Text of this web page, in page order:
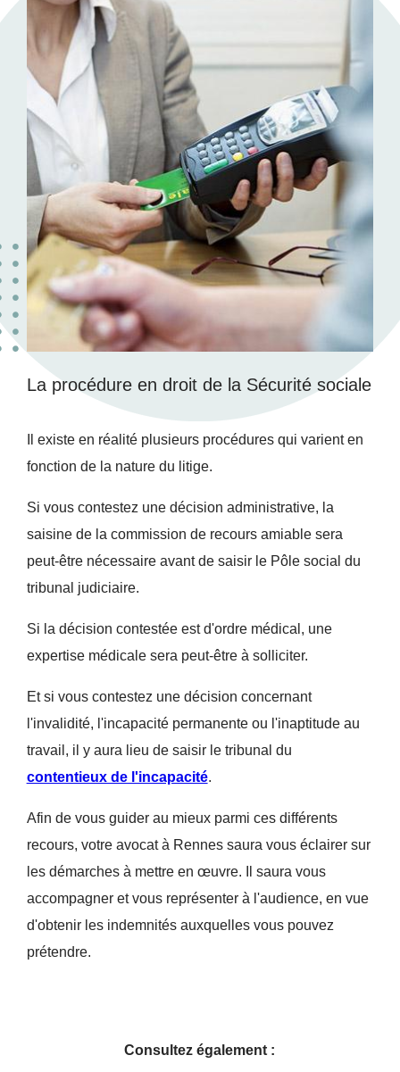
La procédure en droit de la Sécurité sociale
Il existe en réalité plusieurs procédures qui varient en
fonction de la nature du litige.
Si vous contestez une décision administrative, la
saisine de la commission de recours amiable sera
peut-être nécessaire avant de saisir le Pôle social du
tribunal judiciaire.
Si la décision contestée est d'ordre médical, une
expertise médicale sera peut-être à solliciter.
Et si vous contestez une décision concernant
l'invalidité, l'incapacité permanente ou l'inaptitude au
travail, il y aura lieu de saisir le tribunal du
contentieux de l'incapacité.
Afin de vous guider au mieux parmi ces différents
recours, votre avocat à Rennes saura vous éclairer sur
les démarches à mettre en œuvre. Il saura vous
accompagner et vous représenter à l'audience, en vue
d'obtenir les indemnités auxquelles vous pouvez
prétendre.
Consultez également :